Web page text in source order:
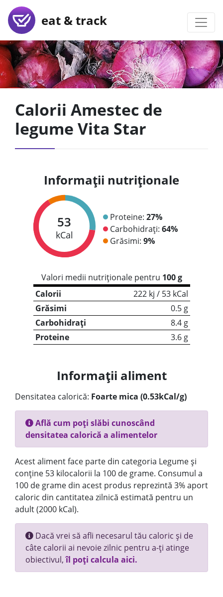
eat & track
Calorii Amestec de
legume Vita Star
Informații nutriționale
53
kCal
Proteine: 27%
Carbohidrați: 64%
Grăsimi: 9%
Valori medii nutriționale pentru 100 g
Calorii
222 kj / 53 kCal
Grăsimi
0.5 g
Carbohidrați
8.4 g
Proteine
3.6 g
Informații aliment
Densitatea calorică: Foarte mica (0.53kCal/g)
Află cum poți slăbi cunoscând
densitatea calorică a alimentelor
Acest aliment face parte din categoria Legume și
conține 53 kilocalorii la 100 de grame. Consumul a
100 de grame din acest produs reprezintă 3% aport
caloric din cantitatea zilnică estimată pentru un
adult (2000 kCal).
Dacă vrei să afli necesarul tău caloric și de
câte calorii ai nevoie zilnic pentru a-ți atinge
obiectivul,îl poți calcula aici.